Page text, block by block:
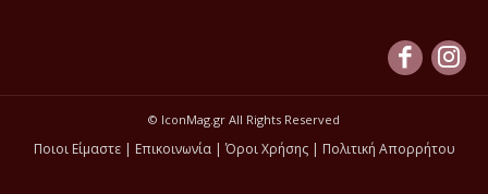
© IconMag.gr All Rights Reserved
Ποιοι Είμαστε| Επικοινωνία|Όροι Χρήσης| Πολιτική Απορρήτου